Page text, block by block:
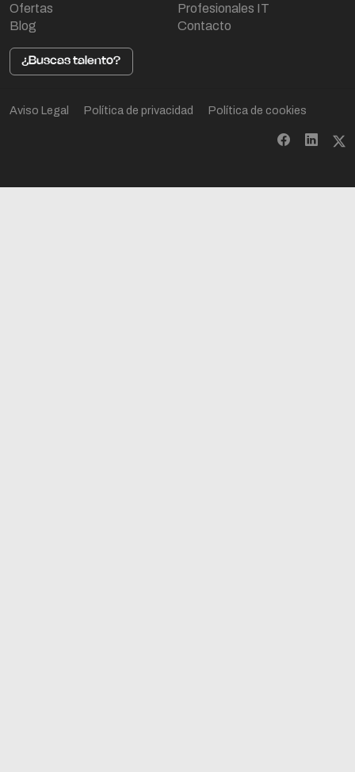
Ofertas
Profesionales IT
Blog
Contacto
¿Buscas talento?
Aviso Legal Política de privacidad Política de cookies